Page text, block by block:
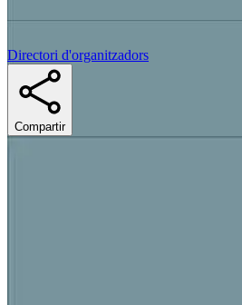
Directori d'organitzadors
Compartir